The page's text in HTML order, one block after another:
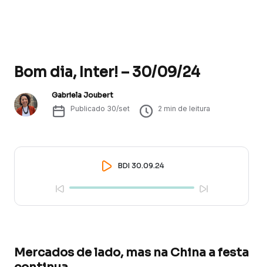
Bom dia, Inter! – 30/09/24
Gabriela Joubert
Publicado 30/set 2 min de leitura
BDI 30.09.24
Mercados de lado, mas na China a festa